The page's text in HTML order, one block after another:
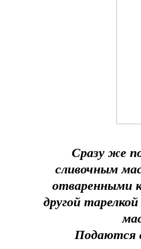
Сразу же
сливочным
отваренными
другой
Подаются